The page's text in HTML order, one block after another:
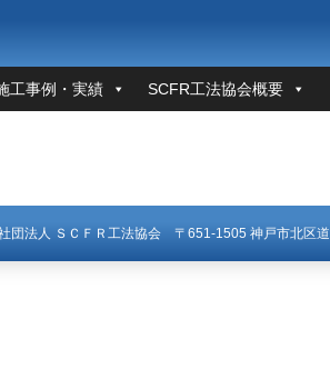
工事例・実績 SCFR工法協会概要
団法人 ＳＣＦＲ工法協会 〒651-1505 神戸市北区